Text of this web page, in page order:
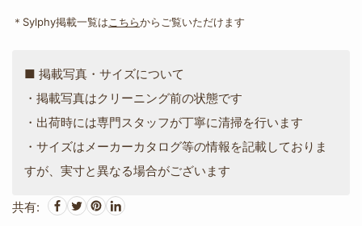
＊Sylphy掲載一覧は こちらからご覧いただけます
■ 掲載写真・サイズについて
・掲載写真はクリーニング前の状態です
・出荷時には専門スタッフが丁寧に清掃を行います
・サイズはメーカーカタログ等の情報を記載しておりま
すが、実寸と異なる場合がございます
共有: